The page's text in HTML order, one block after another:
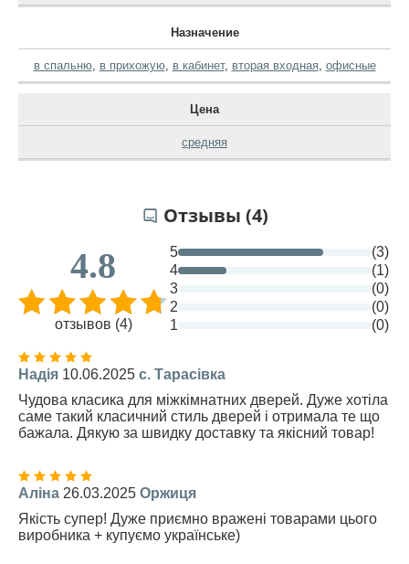
Назначение
в спальню, в прихожую, в кабинет, вторая входная, офисные
Цена
средняя
Отзывы (4)
4.8
отзывов (4)
5
(3)
4
(1)
3
(0)
2
(0)
1
(0)
Надія 10.06.2025 с. Тарасівка
Чудова класика для міжкімнатних дверей. Дуже хотіла
саме такий класичний стиль дверей і отримала те що
бажала. Дякую за швидку доставку та якісний товар!
Аліна 26.03.2025 Оржиця
Якість супер! Дуже приємно вражені товарами цього
виробника + купуємо українське)